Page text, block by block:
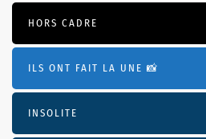
HORS CADRE
ILS ONT FAIT LA UNE 📸
INSOLITE